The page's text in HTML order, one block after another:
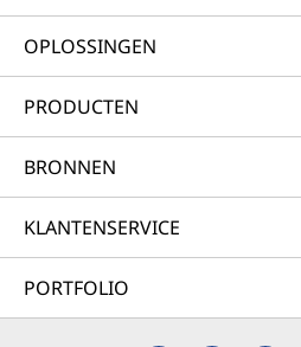
OPLOSSINGEN
PRODUCTEN
BRONNEN
KLANTENSERVICE
PORTFOLIO